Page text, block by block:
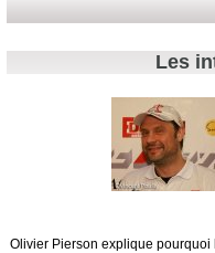
Les
Olivier Pierson explique pourquoi